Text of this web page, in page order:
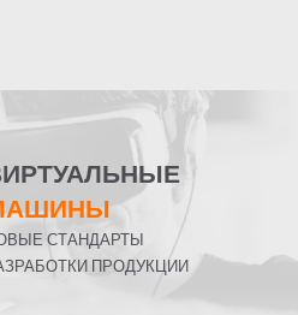
СТАНДАРТЫ
ПРОДУКЦИИ